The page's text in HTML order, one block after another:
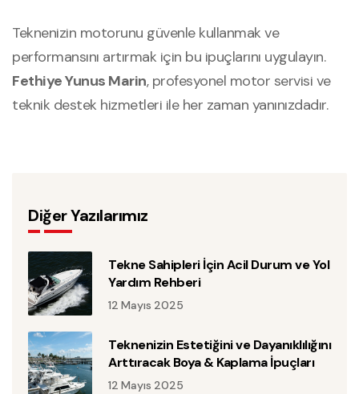
Teknenizin motorunu güvenle kullanmak ve
performansını artırmak için bu ipuçlarını uygulayın.
Fethiye Yunus Marin, profesyonel motor servisi ve
teknik destek hizmetleri ile her zaman yanınızdadır.
Diğer Yazılarımız
Tekne Sahipleri İçin Acil Durum ve Yol
Yardım Rehberi
12 Mayıs 2025
Teknenizin Estetiğini ve Dayanıklılığını
Arttıracak Boya & Kaplama İpuçları
12 Mayıs 2025